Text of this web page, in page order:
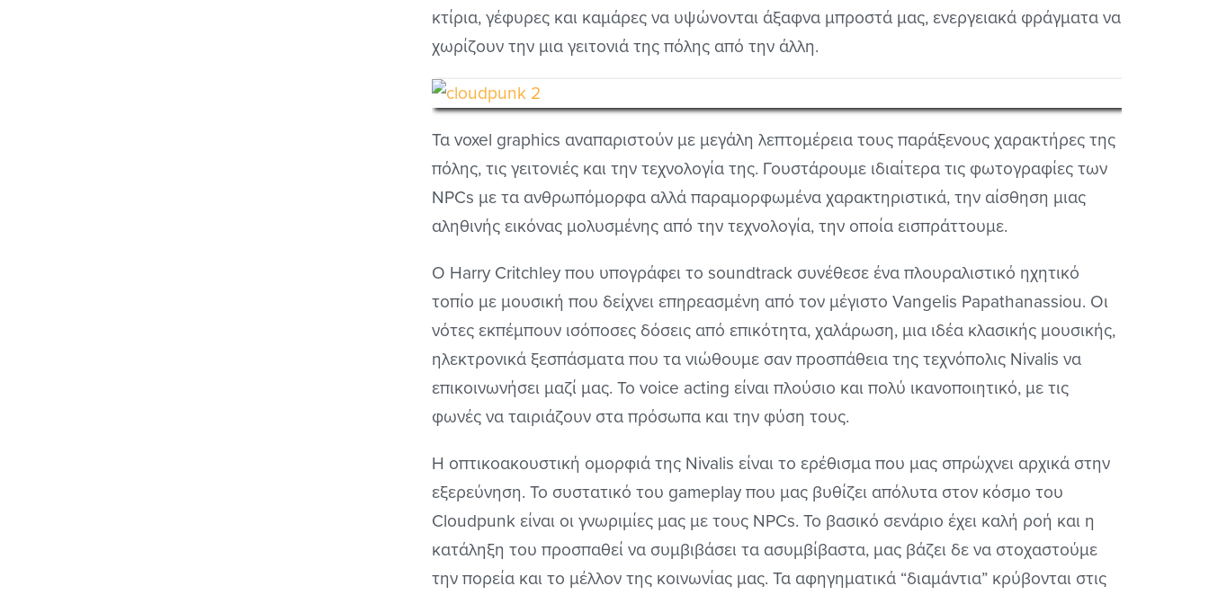
κτίρια, γέφυρες και καμάρες να υψώνονται άξαφνα μπροστά μας, ενεργειακά φράγματα να
χωρίζουν την μια γειτονιά της πόλης από την άλλη.
Τα voxel graphics αναπαριστούν με μεγάλη λεπτομέρεια τους παράξενους χαρακτήρες της
πόλης, τις γειτονιές και την τεχνολογία της. Γουστάρουμε ιδιαίτερα τις φωτογραφίες των
NPCs με τα ανθρωπόμορφα αλλά παραμορφωμένα χαρακτηριστικά, την αίσθηση μιας
αληθινής εικόνας μολυσμένης από την τεχνολογία, την οποία εισπράττουμε.
Ο Harry Critchley που υπογράφει το soundtrack συνέθεσε ένα πλουραλιστικό ηχητικό
τοπίο με μουσική που δείχνει επηρεασμένη από τον μέγιστο Vangelis Papathanassiou. Οι
νότες εκπέμπουν ισόποσες δόσεις από επικότητα, χαλάρωση, μια ιδέα κλασικής μουσικής,
ηλεκτρονικά ξεσπάσματα που τα νιώθουμε σαν προσπάθεια της τεχνόπολις Nivalis να
επικοινωνήσει μαζί μας. Το voice acting είναι πλούσιο και πολύ ικανοποιητικό, με τις
φωνές να ταιριάζουν στα πρόσωπα και την φύση τους.
Η οπτικοακουστική ομορφιά της Nivalis είναι το ερέθισμα που μας σπρώχνει αρχικά στην
εξερεύνηση. Το συστατικό του gameplay που μας βυθίζει απόλυτα στον κόσμο του
Cloudpunk είναι οι γνωριμίες μας με τους NPCs. Το βασικό σενάριο έχει καλή ροή και η
κατάληξη του προσπαθεί να συμβιβάσει τα ασυμβίβαστα, μας βάζει δε να στοχαστούμε
την πορεία και το μέλλον της κοινωνίας μας. Τα αφηγηματικά “διαμάντια” κρύβονται στις